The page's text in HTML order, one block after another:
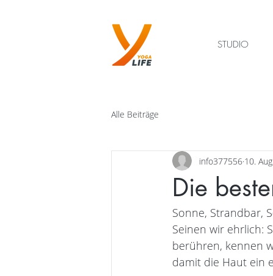
STUDIO
Alle Beiträge
Die
info377556 10.
Sonne, Strandbar,
Seinen wir ehrlich:
berühren, kennen
damit die Haut ein